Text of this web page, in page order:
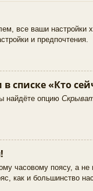
все ваши
и предпочтения.
списке «Кто
найдёте опцию
часовому поясу, а
как и большинство